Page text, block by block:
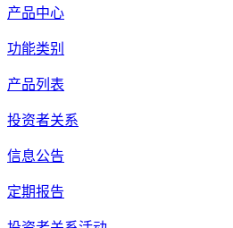
产品中心
功能类别
产品列表
投资者关系
信息公告
定期报告